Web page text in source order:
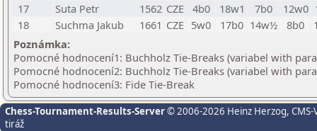
17
Suta Petr 1562 CZE 4b0 18w1 7b0 12w0
18
Suchma Jakub 1661 CZE 5w0 17b0 14w½ 8b0
Poznámka:
Pomocné hodnocení1: Buchholz Tie-Breaks (variabel with
Pomocné hodnocení2: Buchholz Tie-Breaks (variabel with
Pomocné hodnocení3: Fide Tie-Break
Chess-Tournament-Results-Server© 2006-2026 Heinz Herzog,
tiráž